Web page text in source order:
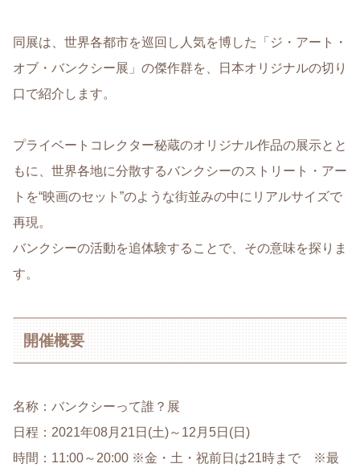
同展は、世界各都市を巡回し人気を博した「ジ・アート・
オブ・バンクシー展」の傑作群を、日本オリジナルの切り
口で紹介します。
プライベートコレクター秘蔵のオリジナル作品の展示とと
もに、世界各地に分散するバンクシーのストリート・アー
トを“映画のセット”のような街並みの中にリアルサイズで
再現。
バンクシーの活動を追体験することで、その意味を探りま
す。
開催概要
名称：バンクシーって誰？展
日程：2021年08月21日(土)～12月5日(日)
時間：11:00～20:00 ※金・土・祝前日は21時まで ※最